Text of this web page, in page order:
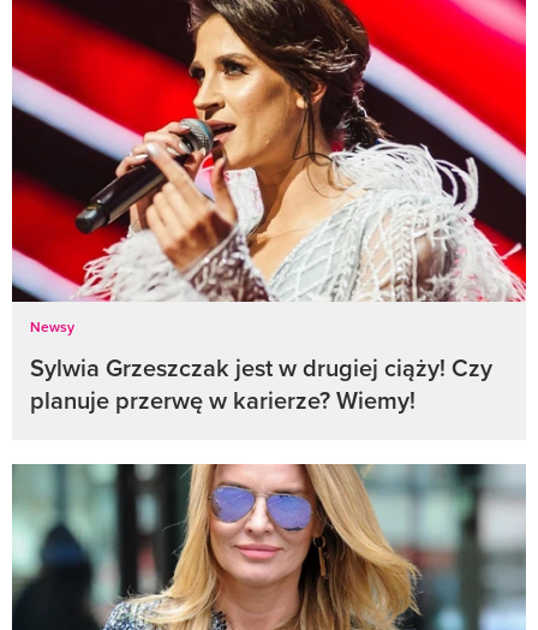
Newsy
Sylwia Grzeszczak jest w drugiej ciąży! Czy
planuje przerwę w karierze? Wiemy!